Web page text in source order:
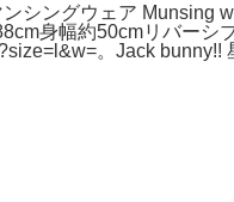
ングウェア Munsing
身幅約50cmリバー
。Jack bunny!!